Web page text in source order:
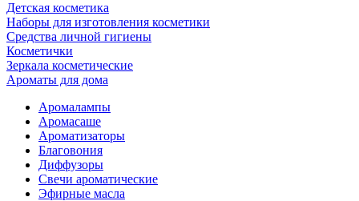
Детская косметика
Наборы для изготовления косметики
Средства личной гигиены
Косметички
Зеркала косметические
Ароматы для дома
Аромалампы
Аромасаше
Ароматизаторы
Благовония
Диффузоры
Свечи ароматические
Эфирные масла